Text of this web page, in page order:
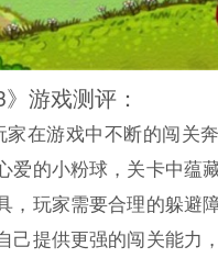
游戏测评：
在游戏中不断的闯关
爱的小粉球，关卡中蕴
，玩家需要合理的躲避
己提供更强的闯关能力